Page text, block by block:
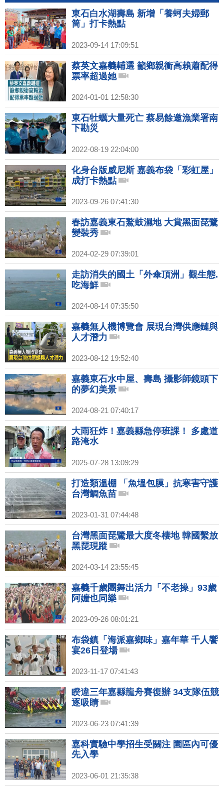
東石白水湖壽島 新增「養蚵夫婦郵
筒」打卡熱點
2023-09-14 17:09:51
蔡英文嘉義輔選 籲鄉親衝高賴蕭配得
票率超過她
2024-01-01 12:58:30
東石牡蠣大量死亡 蔡易餘邀漁業署南
下勘災
2022-08-19 22:04:00
化身台版威尼斯 嘉義布袋「彩虹屋」
成打卡熱點
2023-09-26 07:41:30
春訪嘉義東石鰲鼓濕地 大賞黑面琵鷺
變裝秀
2024-02-29 07:39:01
走訪消失的國土「外傘頂洲」觀生態.
吃海鮮
2024-08-14 07:35:50
嘉義無人機博覽會 展現台灣供應鏈與
人才潛力
2023-08-12 19:52:40
嘉義東石水中屋、壽島 攝影師鏡頭下
的夢幻美景
2024-08-21 07:40:17
大雨狂炸！嘉義縣急停班課！ 多處道
路淹水
2025-07-28 13:09:29
打造類溫棚 「魚塭包膜」抗寒害守護
台灣鯛魚苗
2023-01-31 07:44:48
台灣黑面琵鷺最大度冬棲地 韓國繫放
黑琵現蹤
2024-03-14 23:55:45
嘉義千歲團舞出活力「不老操」93歲
阿嬤也同樂
2023-09-26 08:01:21
布袋鎮「海派嘉鄉味」嘉年華 千人饗
宴26日登場
2023-11-17 07:41:43
睽違三年嘉縣龍舟賽復辦 34支隊伍競
逐吸睛
2023-06-23 07:41:39
嘉科實驗中學招生受關注 園區內可優
先入學
2023-06-01 21:35:38